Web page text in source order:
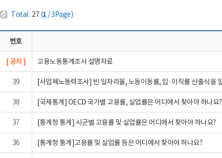
Total : 27 (1 / 3Page)
번호
[ 공지 ] 고용노동통계조사 설명자료
39 [사업체노동력조사] 빈 일자리율, 노동이동률, 입·이직률 산출식을
38 [국제통계] OECD 국가별 고용률, 실업률은 어디에서 찾아야 하나요?
37 [통계청 통계] 시군별 고용률 및 실업률은 어디에서 찾아야 하나요?
36 [통계청 통계]고용률 및 실업률 등은 어디에서 찾아야 하나요?